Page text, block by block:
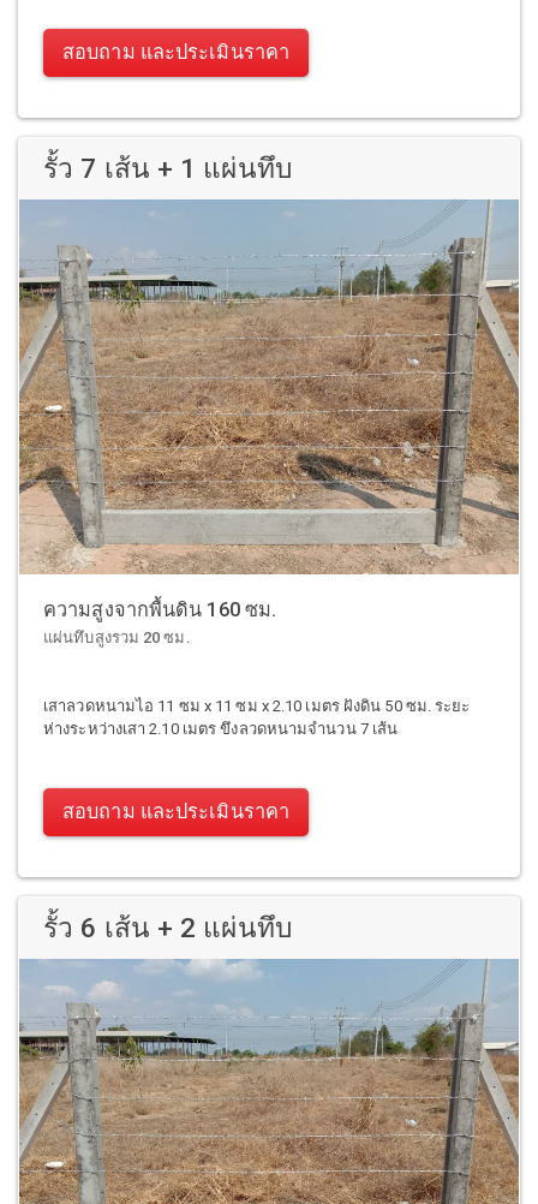
สอบถาม และประเมินราคา
รั้ว 7 เส้น + 1 แผ่นทึบ
ความสูงจากพื้นดิน 160 ซม.
แผ่นทึบสูงรวม 20 ซม.
เสาลวดหนามไอ 11 ซม x 11 ซม x 2.10 เมตร ฝังดิน 50 ซม. ระยะ
ห่างระหว่างเสา 2.10 เมตร ขึงลวดหนามจำนวน 7 เส้น
สอบถาม และประเมินราคา
รั้ว 6 เส้น + 2 แผ่นทึบ